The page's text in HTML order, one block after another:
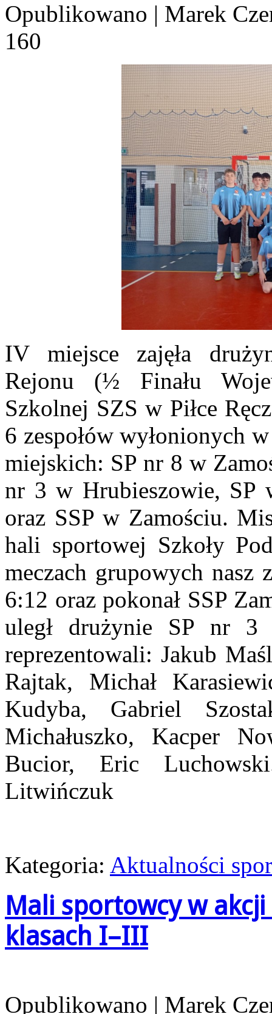
Opublikowano | Marek
160
IV miejsce zajęła
Rejonu (½ Finału
Szkolnej SZS w Piłce
6 zespołów wyłonionych
miejskich: SP nr 8 w
nr 3 w Hrubieszowie, SP
oraz SSP w Zamościu.
hali sportowej Szkoły
meczach grupowych nasz
6:12 oraz pokonał SSP
uległ drużynie SP nr 3
reprezentowali: Jakub
Rajtak, Michał
Kudyba, Gabriel
Michałuszko, Kacper
Bucior, Eric
Litwińczuk
Kategoria: Aktualności
Mali sportowcy w
klasach I–III
Opublikowano | Marek